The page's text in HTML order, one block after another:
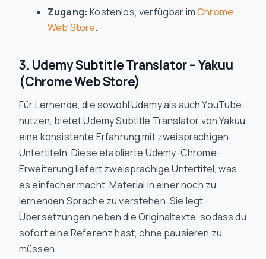
Zugang: Kostenlos, verfügbar imChrome
Web Store.
3. Udemy Subtitle Translator – Yakuu
(Chrome Web Store)
Für Lernende, die sowohl Udemy als auch YouTube
nutzen, bietet Udemy Subtitle Translator von Yakuu
eine konsistente Erfahrung mit zweisprachigen
Untertiteln. Diese etablierte Udemy-Chrome-
Erweiterung liefert zweisprachige Untertitel, was
es einfacher macht, Material in einer noch zu
lernenden Sprache zu verstehen. Sie legt
Übersetzungen neben die Originaltexte, sodass du
sofort eine Referenz hast, ohne pausieren zu
müssen.